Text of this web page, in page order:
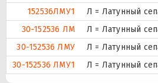
152536ЛМУ1
Л = Латунный
30-152536 ЛМ
Л = Латунный
30-152536 ЛМУ
Л = Латунный
30-152536 ЛМУ1
Л = Латунный